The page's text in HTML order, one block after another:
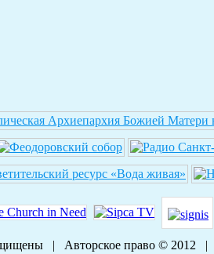
| Авторское право © 2012 |